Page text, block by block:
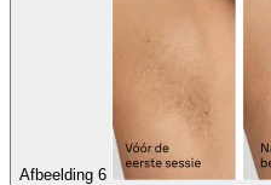
Afbeelding 6